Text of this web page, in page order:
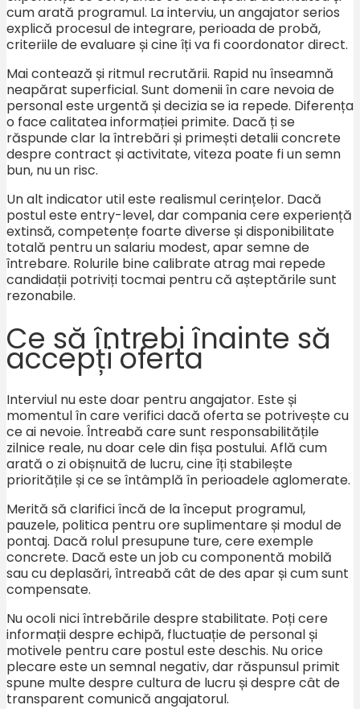
cum arată programul. La interviu, un angajator serios
explică procesul de integrare, perioada de probă,
criteriile de evaluare și cine îți va fi coordonator direct.
Mai contează și ritmul recrutării. Rapid nu înseamnă
neapărat superficial. Sunt domenii în care nevoia de
personal este urgentă și decizia se ia repede. Diferența
o face calitatea informației primite. Dacă ți se
răspunde clar la întrebări și primești detalii concrete
despre contract și activitate, viteza poate fi un semn
bun, nu un risc.
Un alt indicator util este realismul cerințelor. Dacă
postul este entry-level, dar compania cere experiență
extinsă, competențe foarte diverse și disponibilitate
totală pentru un salariu modest, apar semne de
întrebare. Rolurile bine calibrate atrag mai repede
candidații potriviți tocmai pentru că așteptările sunt
rezonabile.
Ce să întrebi înainte să
accepți oferta
Interviul nu este doar pentru angajator. Este și
momentul în care verifici dacă oferta se potrivește cu
ce ai nevoie. Întreabă care sunt responsabilitățile
zilnice reale, nu doar cele din fișa postului. Află cum
arată o zi obișnuită de lucru, cine îți stabilește
prioritățile și ce se întâmplă în perioadele aglomerate.
Merită să clarifici încă de la început programul,
pauzele, politica pentru ore suplimentare și modul de
pontaj. Dacă rolul presupune ture, cere exemple
concrete. Dacă este un job cu componentă mobilă
sau cu deplasări, întreabă cât de des apar și cum sunt
compensate.
Nu ocoli nici întrebările despre stabilitate. Poți cere
informații despre echipă, fluctuație de personal și
motivele pentru care postul este deschis. Nu orice
plecare este un semnal negativ, dar răspunsul primit
spune multe despre cultura de lucru și despre cât de
transparent comunică angajatorul.